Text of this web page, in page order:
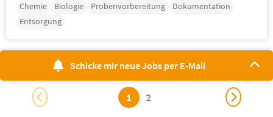
Chemie Biologie Probenvorbereitung
Dokumentation
Entsorgung
Schicke mir neue Jobs per E-Mail
1 2